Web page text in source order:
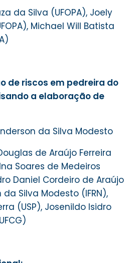
da Silva (UFOPA), Joely
, Michael Will Batista
de riscos em pedreira do
a elaboração de
da Silva Modesto
de Araújo Ferreira
Soares de Medeiros
Daniel Cordeiro de Araújo
da Silva Modesto (IFRN),
(USP), Josenildo Isidro